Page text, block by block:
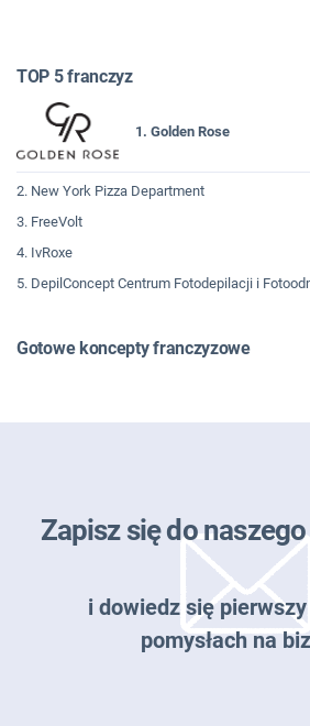
TOP 5 franczyz
1. Golden Rose
2. New York Pizza Department
3. FreeVolt
4. IvRoxe
5. DepilConcept Centrum Fotodepilacji i
Gotowe koncepty franczyzowe
Zapisz się do
i dowiedz się
pomysłach na